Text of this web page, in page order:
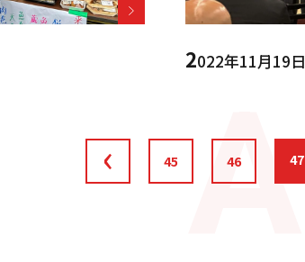
2022年11月19日
‹ 45 46 47